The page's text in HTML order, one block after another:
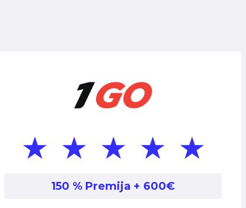
150 % Premija + 600€